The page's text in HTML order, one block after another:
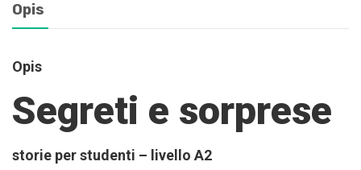
Opis
Opis
Segreti e sorprese
storie per studenti – livello A2